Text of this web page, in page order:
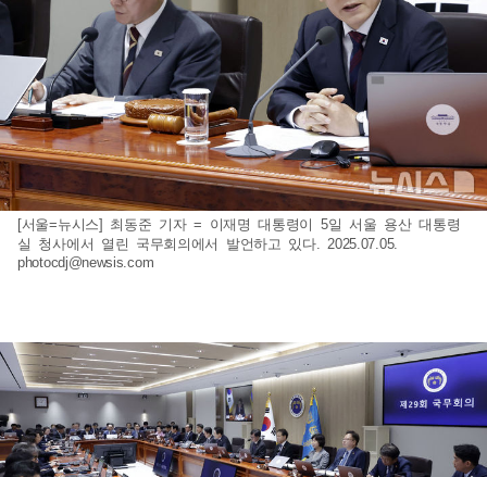
[서울=뉴시스] 최동준 기자 = 이재명 대통령이 5일 서울 용산 대통령
실 청사에서 열린 국무회의에서 발언하고 있다. 2025.07.05.
photocdj@newsis.com